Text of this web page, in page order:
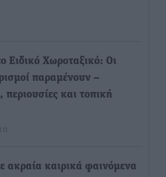
Ειδικό Χωροταξικό: Οι
παραμένουν –
περιουσίες και τοπική
ακραία καιρικά φαινόμενα